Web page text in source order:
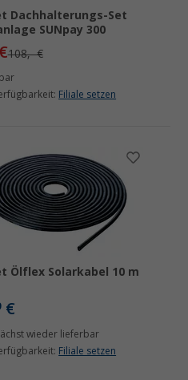
Dachhalterungs-Set
SUNpay 300
108,- €
Filiale setzen
Ölflex Solarkabel 10 m
€
wieder lieferbar
Filiale setzen